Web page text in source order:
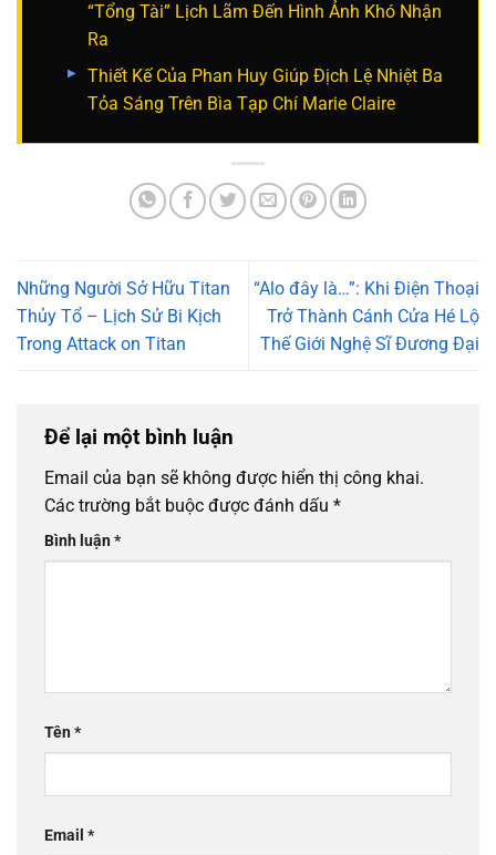
“Tổng Tài” Lịch Lãm Đến Hình Ảnh Khó Nhận
Ra
Thiết Kế Của Phan Huy Giúp Địch Lệ Nhiệt Ba
Tỏa Sáng Trên Bìa Tạp Chí Marie Claire
Những Người Sở Hữu Titan
Thủy Tổ – Lịch Sử Bi Kịch
Trong Attack on Titan
“Alo đây là…”: Khi Điện Thoại
Trở Thành Cánh Cửa Hé Lộ
Thế Giới Nghệ Sĩ Đương Đại
Để lại một bình luận
Email của bạn sẽ không được hiển thị công khai.
Các trường bắt buộc được đánh dấu *
Bình luận*
Tên*
Email *